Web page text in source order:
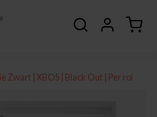
Zwart | XBOS | Black Out | Per rol